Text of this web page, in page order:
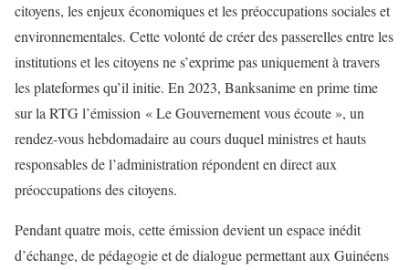
citoyens, les enjeux économiques et les préoccupations sociales et
environnementales. Cette volonté de créer des passerelles entre les
institutions et les citoyens ne s’exprime pas uniquement à travers
les plateformes qu’il initie. En 2023, Banksanime en prime time
sur la RTGl’émission «Le Gouvernement vous écoute », un
rendez-vous hebdomadaire au cours duquel ministres et hauts
responsables de l’administration répondent en direct aux
préoccupations des citoyens.
Pendant quatre mois, cette émission devient un espace inédit
d’échange, de pédagogie et de dialogue permettant aux Guinéens